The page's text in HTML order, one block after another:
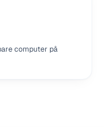
computer på